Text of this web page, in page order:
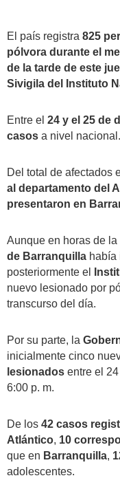
El país registra 825
pólvora durante el
de la tarde de este
Sivigila del Instituto
Entre el 24 y el 25 de
casos a nivel nacional.
Del total de afectados
al departamento del
presentaron en
Aunque en horas de
de Barranquilla había
posteriormente el
nuevo lesionado por
transcurso del día.
Por su parte, la
inicialmente cinco
lesionados entre el
6:00 p. m.
De los 42 casos
Atlántico, 10
que en Barranquilla,
adolescentes.